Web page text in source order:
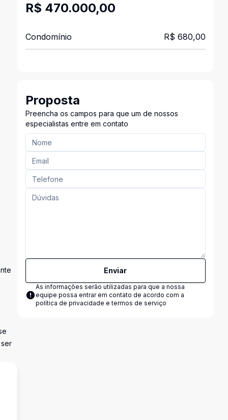
R$ 470.000,00
Condomínio R$ 680,00
Proposta
Preencha os campos para que um de nossos
especialistas entre em contato
Enviar
As informações serão utilizadas para que a nossa
equipe possa entrar em contato de acordo com a
política de privacidade e termos de serviço